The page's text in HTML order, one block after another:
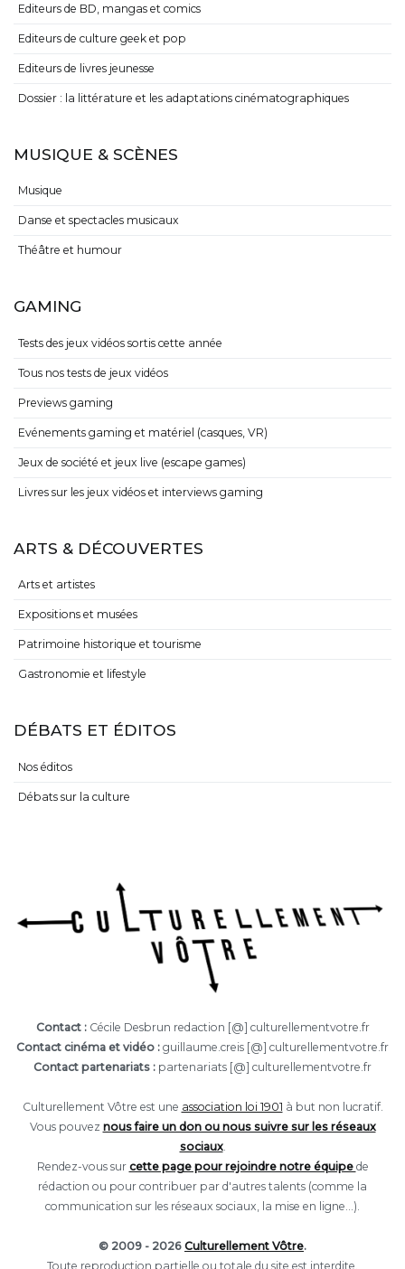
Editeurs de BD, mangas et comics
Editeurs de culture geek et pop
Editeurs de livres jeunesse
Dossier : la littérature et les adaptations cinématographiques
MUSIQUE & SCÈNES
Musique
Danse et spectacles musicaux
Théâtre et humour
GAMING
Tests des jeux vidéos sortis cette année
Tous nos tests de jeux vidéos
Previews gaming
Evénements gaming et matériel (casques, VR)
Jeux de société et jeux live (escape games)
Livres sur les jeux vidéos et interviews gaming
ARTS & DÉCOUVERTES
Arts et artistes
Expositions et musées
Patrimoine historique et tourisme
Gastronomie et lifestyle
DÉBATS ET ÉDITOS
Nos éditos
Débats sur la culture
Contact :Cécile Desbrun redaction [@] culturellementvotre.fr
Contact cinéma et vidéo : guillaume.creis [@] culturellementvotre.fr
Contact partenariats : partenariats [@] culturellementvotre.fr
Culturellement Vôtre est une association loi 1901 à but non lucratif.
Vous pouvez nous faire un don ou nous suivre sur les réseaux
sociaux.
Rendez-vous sur cette page pour rejoindre notre équipe de
rédaction ou pour contribuer par d'autres talents (comme la
communication sur les réseaux sociaux, la mise en ligne...).
© 2009 - 2026 Culturellement Vôtre.
Toute reproduction partielle ou totale du site est interdite.